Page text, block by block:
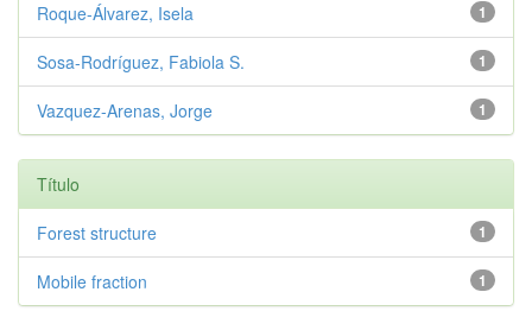
1
Roque-Álvarez, Isela
1
Sosa-Rodríguez, Fabiola S.
1
Vazquez-Arenas, Jorge
Título
1
Forest structure
1
Mobile fraction